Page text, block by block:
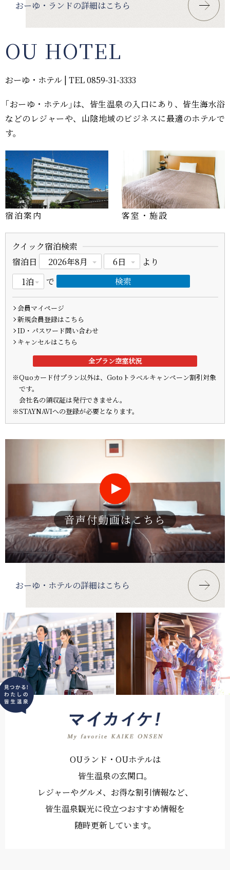
おーゆ・ランドの詳細はこちら
OU HOTEL
おーゆ・ホテル | TEL 0859-31-3333
｢おーゆ・ホテル｣は、皆生温泉の入口にあり、皆生海水浴
などのレジャーや、山陰地域のビジネスに最適のホテルで
す。
宿泊案内 客室・施設
クイック宿泊検索
宿泊日
より
で
会員マイページ
新規会員登録はこちら
ID・パスワード問い合わせ
キャンセルはこちら
全プラン空室状況
※Quoカード付プラン以外は、Gotoトラベルキャンペーン割引対象
です。
会社名の領収証は発行できません。
※STAYNAVIへの登録が必要となります。
音声付動画はこちら
おーゆ・ホテルの詳細はこちら
OUランド・OUホテルは
皆生温泉の玄関口。
レジャーやグルメ、お得な割引情報など、
皆生温泉観光に役立つおすすめ情報を
随時更新しています。